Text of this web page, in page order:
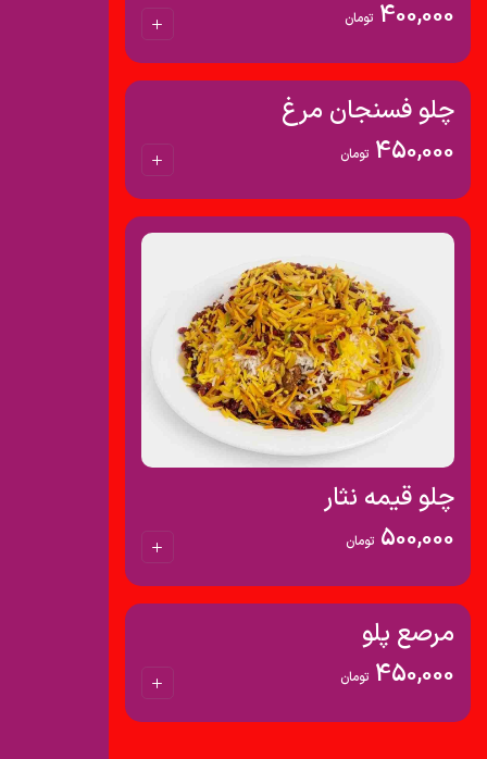
400,000 تومان
چلو فسنجان مرغ
450,000 تومان
چلو قیمه نثار
500,000 تومان
مرصع پلو
450,000 تومان